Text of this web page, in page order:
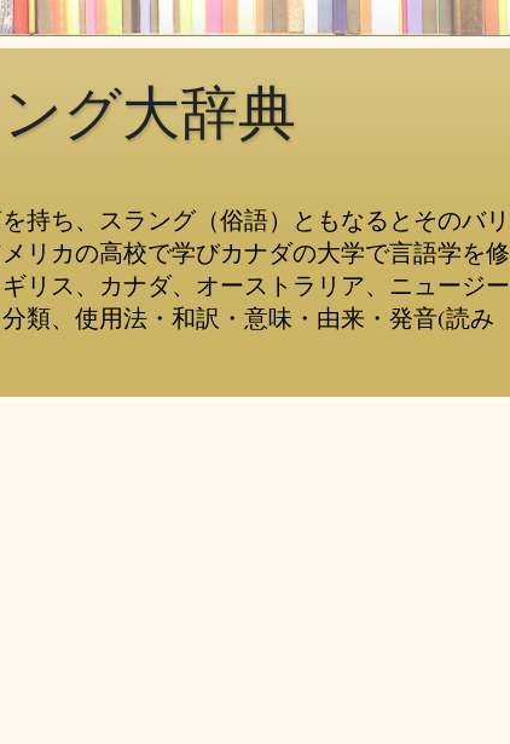
グ大辞典
持ち、スラング（俗語）ともなるとそのバリ
リカの高校で学びカナダの大学で言語学を修
リス、カナダ、オーストラリア、ニュージー
類、使用法・和訳・意味・由来・発音(読み